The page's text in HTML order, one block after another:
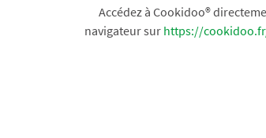
Accédez à Cookidoo®
navigateur sur https://